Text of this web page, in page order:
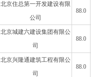
北京住总第一开发建设有限
公司
88.0
北京城建六建设集团有限公
司
88.0
北京兴隆通建筑工程有限公
司
88.0